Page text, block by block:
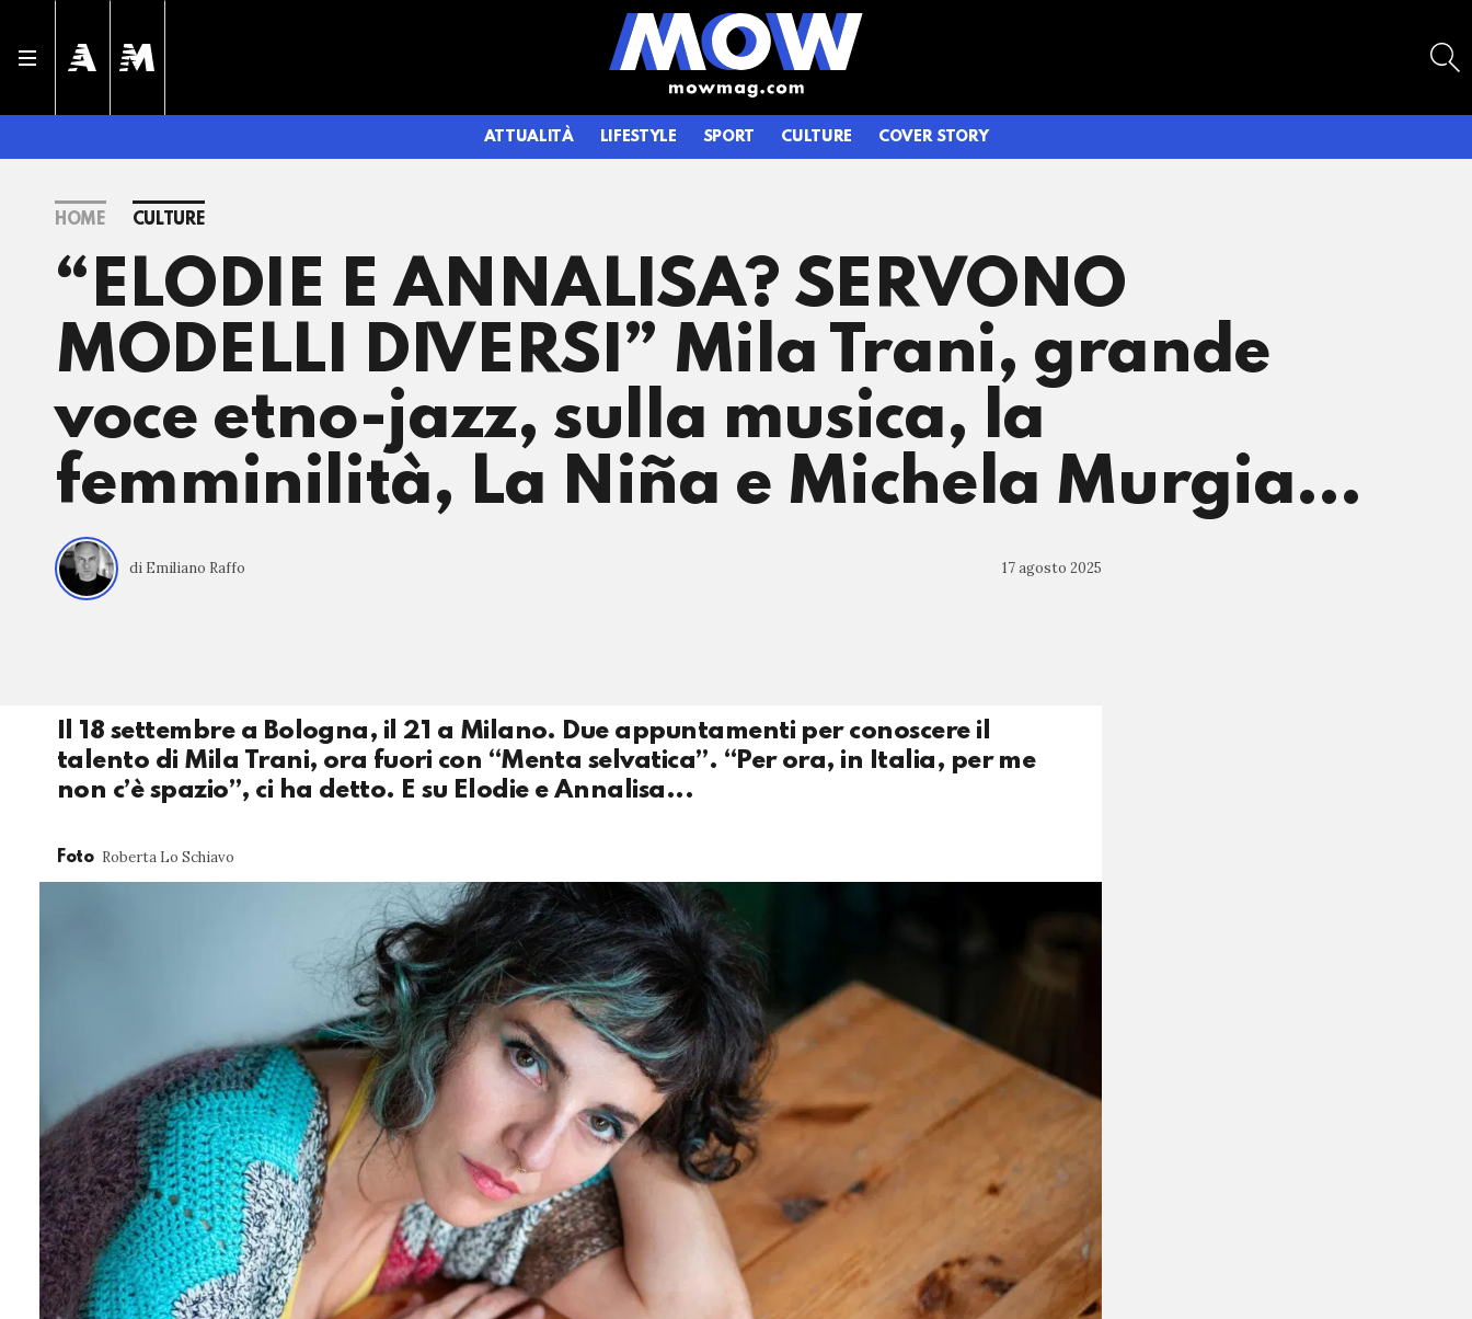
ATTUALITÀ LIFESTYLE SPORT CULTURE COVER STORY
HOME CULTURE
“ELODIE E ANNALISA? SERVONO
MODELLI DIVERSI” Mila Trani, grande
voce etno-jazz, sulla musica, la
femminilità, La Niña e Michela Murgia…
di Emiliano Raffo 17 agosto 2025
Il 18 settembre a Bologna, il 21 a Milano. Due appuntamenti per conoscere il
talento di Mila Trani, ora fuori con “Menta selvatica”. “Per ora, in Italia, per me
non c’è spazio”, ci ha detto. E su Elodie e Annalisa...
Foto Roberta Lo Schiavo